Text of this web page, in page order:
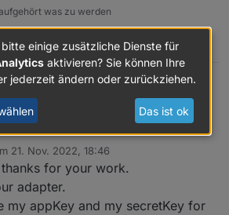
was zu werden
0
ihr unter:
Newan/ioBroker.ecoflow
21. Nov. 2022, 18:46
von
for your work.
adapter.
my appKey and my secretKey for
bitte einige zusätzliche Dienste für
aktivieren? Sie können Ihre
jederzeit ändern oder zurückziehen.
Das ist ok